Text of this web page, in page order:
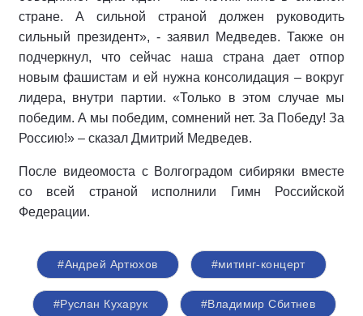
стране. А сильной страной должен руководить
сильный президент», - заявил Медведев. Также он
подчеркнул, что сейчас наша страна дает отпор
новым фашистам и ей нужна консолидация – вокруг
лидера, внутри партии. «Только в этом случае мы
победим. А мы победим, сомнений нет. За Победу! За
Россию!» – сказал Дмитрий Медведев.
После видеомоста с Волгоградом сибиряки вместе
со всей страной исполнили Гимн Российской
Федерации.
#Андрей Артюхов #митинг-концерт
#Руслан Кухарук #Владимир Сбитнев